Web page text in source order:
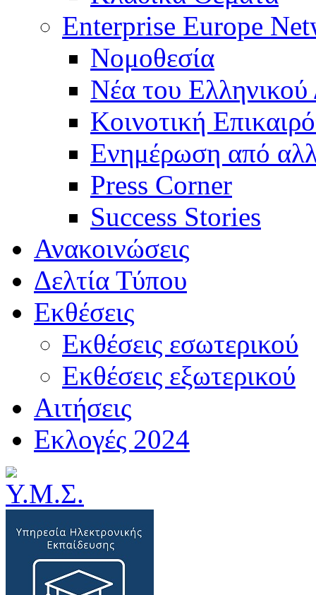
Enterprise Europe
Νομοθεσία
Νέα του Ελληνικού
Κοινοτική
Ενημέρωση από
Press Corner
Success Stories
Ανακοινώσεις
Δελτία Τύπου
Εκθέσεις
Εκθέσεις εσωτερικού
Εκθέσεις εξωτερικού
Αιτήσεις
Εκλογές 2024